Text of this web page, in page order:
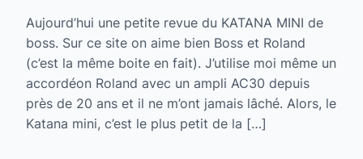
Aujourd’hui une petite revue du KATANA MINI de
boss. Sur ce site on aime bien Boss et Roland
(c’est la même boite en fait). J’utilise moi même un
accordéon Roland avec un ampli AC30 depuis
près de 20 ans et il ne m’ont jamais lâché. Alors, le
Katana mini, c’est le plus petit de la […]